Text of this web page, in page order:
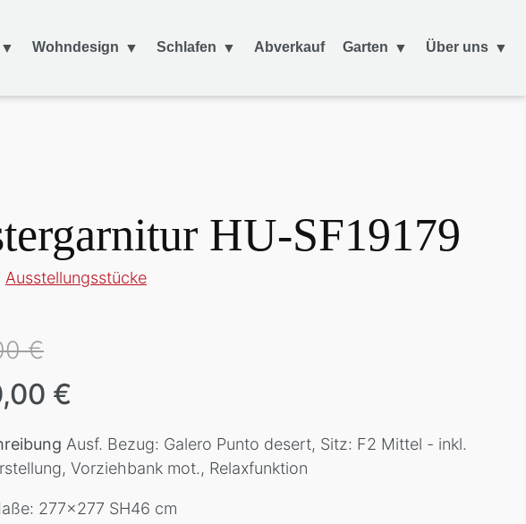
Wohndesign Schlafen Abverkauf Garten Über uns
HU-SF19179
Ausstellungsstücke
€
€
Ausf. Bezug: Galero Punto desert, Sitz: F2 Mittel - inkl.
Vorziehbank mot., Relaxfunktion
277x277 SH46 cm